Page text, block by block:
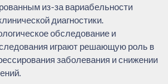
из-за вариабельности
диагностики.
обследование и
играют решающую роль в
заболевания и снижении